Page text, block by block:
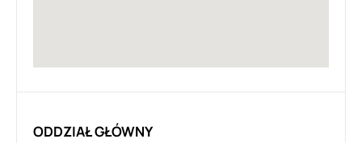
ODDZIAŁ GŁÓWNY